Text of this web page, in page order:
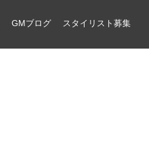
GMブログ スタイリスト募集